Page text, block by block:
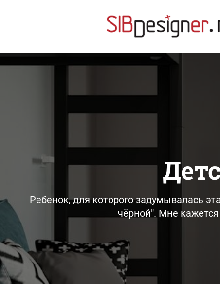
Ребенок, для которого задумывалась
чёрной". Мне